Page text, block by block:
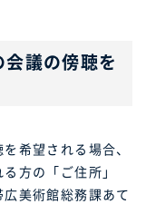
議の傍聴を
希望される場合、
方の「ご住所」
美術館総務課あて